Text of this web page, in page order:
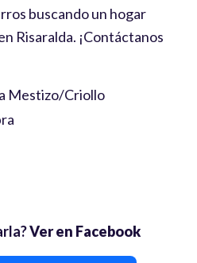
buscando un hogar
Risaralda. ¡Contáctanos
Mestizo/Criollo
Ver en Facebook